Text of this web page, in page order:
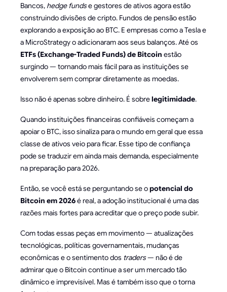
Bancos, hedge fundse gestores de ativos agora estão
construindo divisões de cripto. Fundos de pensão estão
explorando a exposição ao BTC. E empresas como a Tesla e
a MicroStrategy o adicionaram aos seus balanços. Até os
ETFs (Exchange-Traded Funds) de Bitcoin estão
surgindo — tornando mais fácil para as instituições se
envolverem sem comprar diretamente as moedas.
Isso não é apenas sobre dinheiro. É sobrelegitimidade.
Quando instituições financeiras confiáveis começam a
apoiar o BTC, isso sinaliza para o mundo em geral que essa
classe de ativos veio para ficar. Esse tipo de confiança
pode se traduzir em ainda mais demanda, especialmente
na preparação para 2026.
Então, se você está se perguntando se opotencial do
Bitcoin em 2026é real, a adoção institucional é uma das
razões mais fortes para acreditar que o preço pode subir.
Com todas essas peças em movimento — atualizações
tecnológicas, políticas governamentais, mudanças
econômicas e o sentimento dos traders— não é de
admirar que o Bitcoin continue a ser um mercado tão
dinâmico e imprevisível. Mas é também isso que o torna